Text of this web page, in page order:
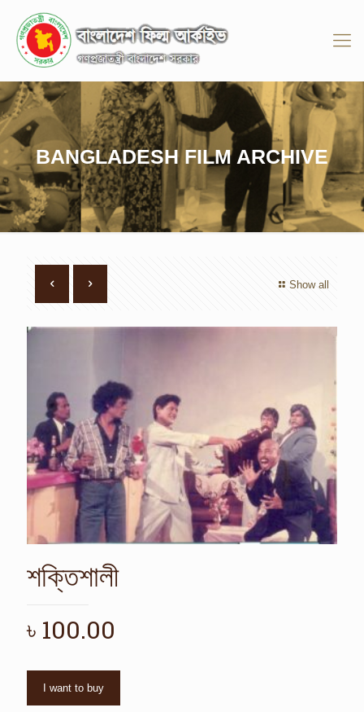
BANGLADESH FILM ARCHIVE
Show all
শক্তিশালী
৳ 100.00
I want to buy